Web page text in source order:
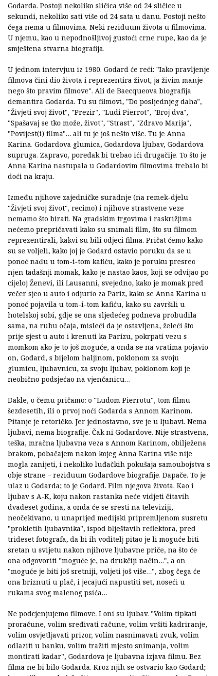
Godarda. Postoji nekoliko sličica više od 24 sličice u
sekundi, nekoliko sati više od 24 sata u danu. Postoji nešto
čega nema u filmovima. Neki reziduum života u filmovima.
U njemu, kao u nepodnošljivoj gustoći crne rupe, kao da je
smještena stvarna biografija.
U jednom intervjuu iz 1980. Godard će reći: "Iako pravljenje
filmova čini dio života i reprezentira život, ja živim manje
nego što pravim filmove". Ali de Baecqueova biografija
demantira Godarda. Tu su filmovi, "Do posljednjeg daha",
"Živjeti svoj život", "Prezir", "Ludi Pierrot", "Broj dva",
"Spašavaj se tko može, život", "Strast", "Zdravo Marija",
"Povijest(i) filma"… ali tu je još nešto više. Tu je Anna
Karina. Godardova glumica, Godardova ljubav, Godardova
supruga. Zapravo, poredak bi trebao ići drugačije. To što je
Anna Karina nastupala u Godardovim filmovima trebalo bi
doći na kraju.
Između njihove zajedničke suradnje (na remek-djelu
"Živjeti svoj život", recimo) i njihove strastvene veze
nemamo što birati. Na gradskim trgovima i raskrižjima
nećemo prepričavati kako su snimali film, što su filmom
reprezentirali, kakvi su bili odjeci filma. Pričat ćemo kako
su se voljeli, kako joj je Godard ostavio poruku da se u
ponoć nađu u tom-i-tom kafiću, kako je poruku presreo
njen tadašnji momak, kako je nastao kaos, koji se odvijao po
cijeloj Ženevi, ili Lausanni, svejedno, kako je momak pred
večer sjeo u auto i odjurio za Pariz, kako se Anna Karina u
ponoć pojavila u tom-i-tom kafiću, kako su završili u
hotelskoj sobi, gdje se ona sljedećeg podneva probudila
sama, na rubu očaja, misleći da je ostavljena, želeći što
prije sjest u auto i krenuti ka Parizu, pokrpati vezu s
momkom ako je to još moguće, a onda se na vratima pojavio
on, Godard, s bijelom haljinom, poklonom za svoju
glumicu, ljubavnicu, za svoju ljubav, poklonom koji je
neobično podsjećao na vjenčanicu…
Dakle, o čemu pričamo: o "Ludom Pierrotu", tom filmu
šezdesetih, ili o prvoj noći Godarda s Annom Karinom.
Pitanje je retoričko. Jer jednostavno, sve je u ljubavi. Nema
ljubavi, nema biografije. Čak ni Godardove. Nije strastvena,
teška, mračna ljubavna veza s Annom Karinom, obilježena
brakom, pobačajem nakon kojeg Anna Karina više nije
mogla zanijeti, i nekoliko luđačkih pokušaja samoubojstva s
obje strane – reziduum Godardove biografije. Dapače. To je
ulaz u Godarda; to je Godard. Film njegova života. Kao i
ljubav s A-K, koju nakon rastanka neće vidjeti čitavih
dvadeset godina, a onda će se sresti na televiziji,
neočekivano, u unaprijed medijski pripremljenom susretu
"prokletih ljubavnika", ispod blještavih reflektora, pred
trideset fotografa, da bi ih voditelj pitao je li moguće biti
sretan u svijetu nakon njihove ljubavne priče, na što će
ona odgovoriti "moguće je, na drukčiji način…", a on
"moguće je biti još sretniji, voljeti još više…", zbog čega će
ona briznuti u plač, i jecajući napustiti set, noseći u
rukama svog malenog psića…
Ne podcjenjujemo filmove. I oni su ljubav. "Volim tipkati
proračune, volim sređivati račune, volim vršiti kadriranje,
volim osvjetljavati prizor, volim nasnimavati zvuk, volim
odlaziti u banku, volim tražiti mjesto snimanja, volim
montirati kadar", Godardova je ljubavna izjava filmu. Bez
filma ne bi bilo Godarda. Kroz njih se ostvario kao Godard;